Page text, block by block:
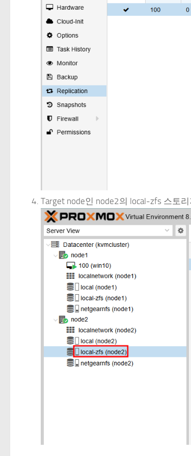
Target node인 node2의 local-zfs 스토